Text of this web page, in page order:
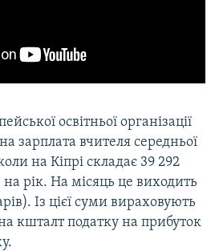
освітньої організації
зарплата вчителя середньої
на Кіпрі складає 39 292
на рік. На місяць це виходить
Із цієї суми вираховують
кшталт податку на прибуток